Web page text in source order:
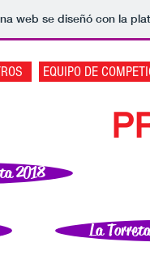
web se diseñó con la
EQUIPO DE
2018
La